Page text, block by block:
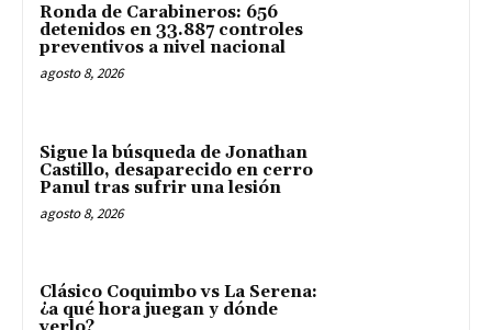
Ronda de Carabineros: 656
detenidos en 33.887 controles
preventivos a nivel nacional
agosto 8, 2026
Sigue la búsqueda de Jonathan
Castillo, desaparecido en cerro
Panul tras sufrir una lesión
agosto 8, 2026
Clásico Coquimbo vs La Serena:
¿a qué hora juegan y dónde